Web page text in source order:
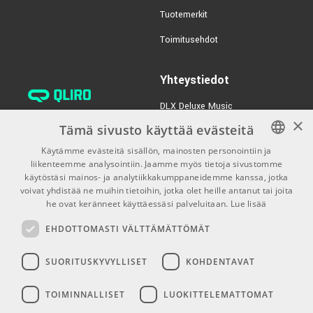
Pace iLok 3 USB-A
TUOTENUMERO 1051464
€56,00/kpl
Tuotemerkit
Toimitusehdot
Yhteystiedot
DLX Deluxe Music
verkkokaupan asiakaspalvelu:
tilaus@dlxmusic.fi
Puh: 0207 282240 (arkisin klo
13-17)
Puh: 0207 282250 (myymälä)
00580 Helsinki
Y-tunnus: 1983522-7
FINNISH
FINNISH
×
Tämä sivusto käyttää evästeitä
Käytämme evästeitä sisällön, mainosten personointiin ja
liikenteemme analysointiin. Jaamme myös tietoja sivustomme
käytöstäsi mainos- ja analytiikkakumppaneidemme kanssa, jotka
voivat yhdistää ne muihin tietoihin, jotka olet heille antanut tai joita
he ovat keränneet käyttäessäsi palveluitaan. Lue lisää
EHDOTTOMASTI VÄLTTÄMÄTTÖMÄT
SUORITUSKYVYLLISET KOHDENTAVAT
TOIMINNALLISET LUOKITTELEMATTOMAT